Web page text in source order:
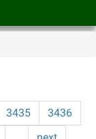
3435
3436